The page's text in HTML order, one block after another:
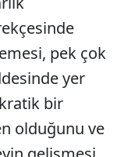
pek çok
yer
bir
olduğunu ve